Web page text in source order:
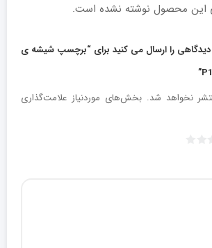
این محصول نوشته نشده است.
دیدگاهی را ارسال می کنید برای “برچسپ شیشه ی
نخواهد شد. بخش‌های موردنیاز علامت‌گذاری